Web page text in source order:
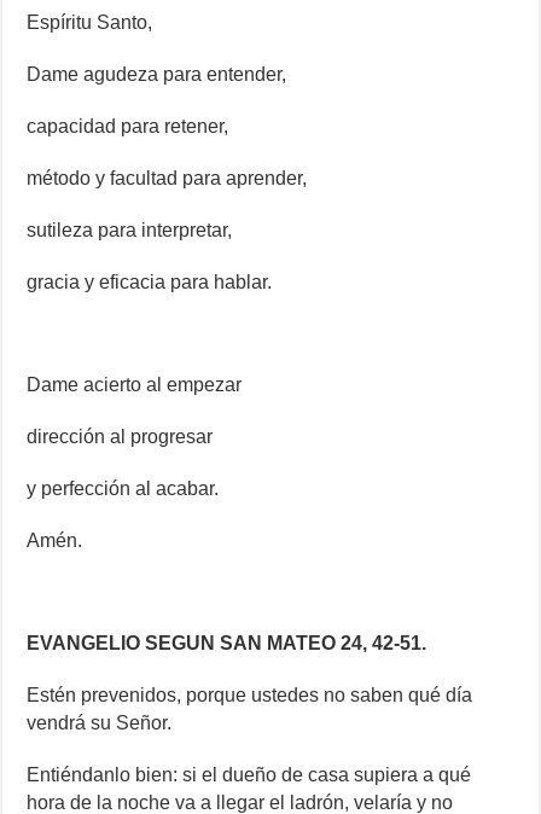
Espíritu Santo,
Dame agudeza para entender,
capacidad para retener,
método y facultad para aprender,
sutileza para interpretar,
gracia y eficacia para hablar.
Dame acierto al empezar
dirección al progresar
y perfección al acabar.
Amén.
EVANGELIO SEGUN SAN MATEO 24, 42-51.
Estén prevenidos, porque ustedes no saben qué día
vendrá su Señor.
Entiéndanlo bien: si el dueño de casa supiera a qué
hora de la noche va a llegar el ladrón, velaría y no